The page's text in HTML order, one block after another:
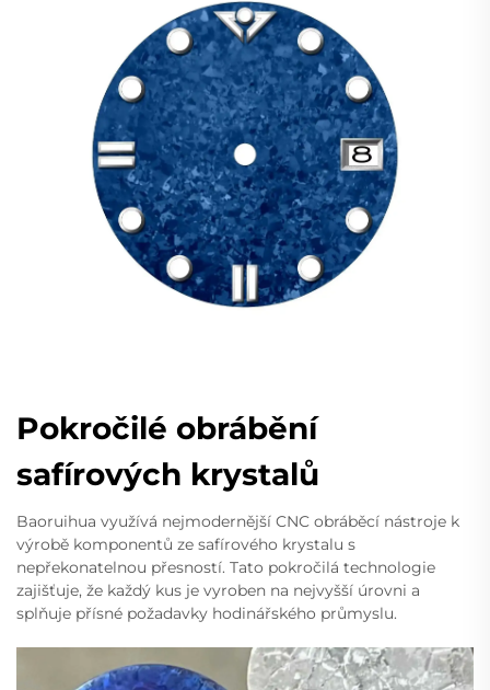
Pokročilé obrábění
safírových krystalů
Baoruihua využívá nejmodernější CNC obráběcí nástroje k
výrobě komponentů ze safírového krystalu s
nepřekonatelnou přesností. Tato pokročilá technologie
zajišťuje, že každý kus je vyroben na nejvyšší úrovni a
splňuje přísné požadavky hodinářského průmyslu.